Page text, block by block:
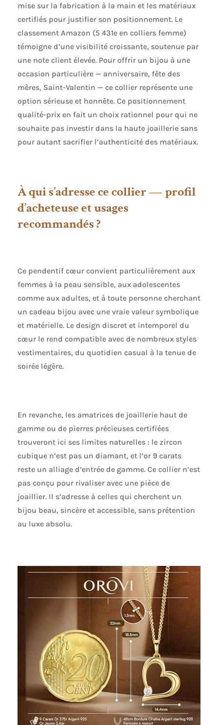
mise sur la fabrication à la main et les matériaux
certifiés pour justifier son positionnement. Le
classement Amazon (5 431e en colliers femme)
témoigne d’une visibilité croissante, soutenue par
une note client élevée. Pour offrir un bijou à une
occasion particulière — anniversaire, fête des
mères, Saint-Valentin — ce collier représente une
option sérieuse et honnête. Ce positionnement
qualité-prix en fait un choix rationnel pour qui ne
souhaite pas investir dans la haute joaillerie sans
pour autant sacrifier l’authenticité des matériaux.
À qui s’adresse ce collier — profil
d’acheteuse et usages
recommandés ?
Ce pendentif cœur convient particulièrement aux
femmes à la peau sensible, aux adolescentes
comme aux adultes, et à toute personne cherchant
un cadeau bijou avec une vraie valeur symbolique
et matérielle. Le design discret et intemporel du
cœur le rend compatible avec de nombreux styles
vestimentaires, du quotidien casual à la tenue de
soirée légère.
En revanche, les amatrices de joaillerie haut de
gamme ou de pierres précieuses certifiées
trouveront ici ses limites naturelles : le zircon
cubique n’est pas un diamant, et l’or 9 carats
reste un alliage d’entrée de gamme. Ce collier n’est
pas conçu pour rivaliser avec une pièce de
joaillier. Il s’adresse à celles qui cherchent un
bijou beau, sincère et accessible, sans prétention
au luxe absolu.